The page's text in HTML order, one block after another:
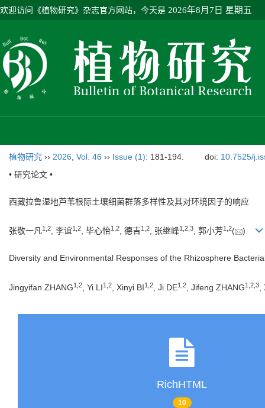
欢迎访问《植物研究》杂志官方网站，今天是 2026年8月7日 星期五
植物研究 ›› 2026 Vol. 46 ›› Issue (1): 181-194. doi: 10.7525/
• 研究论文 •
西藏拉鲁湿地芦苇根际土壤细菌群落多样性及其对环境因子的响应
张敬一凡1 2, 李谊1 2, 毕心怡1 2, 德吉1 2, 张继峰1 2 3, 郭小芳1 2( )
Diversity and Environmental Responses of the Rhizosphere
Jingyifan ZHANG1 2 , Yi LI1 2 , Xinyi BI1 2 , Ji DE1 2 , Jifeng ZHANG1 2 3
RichHTML
10